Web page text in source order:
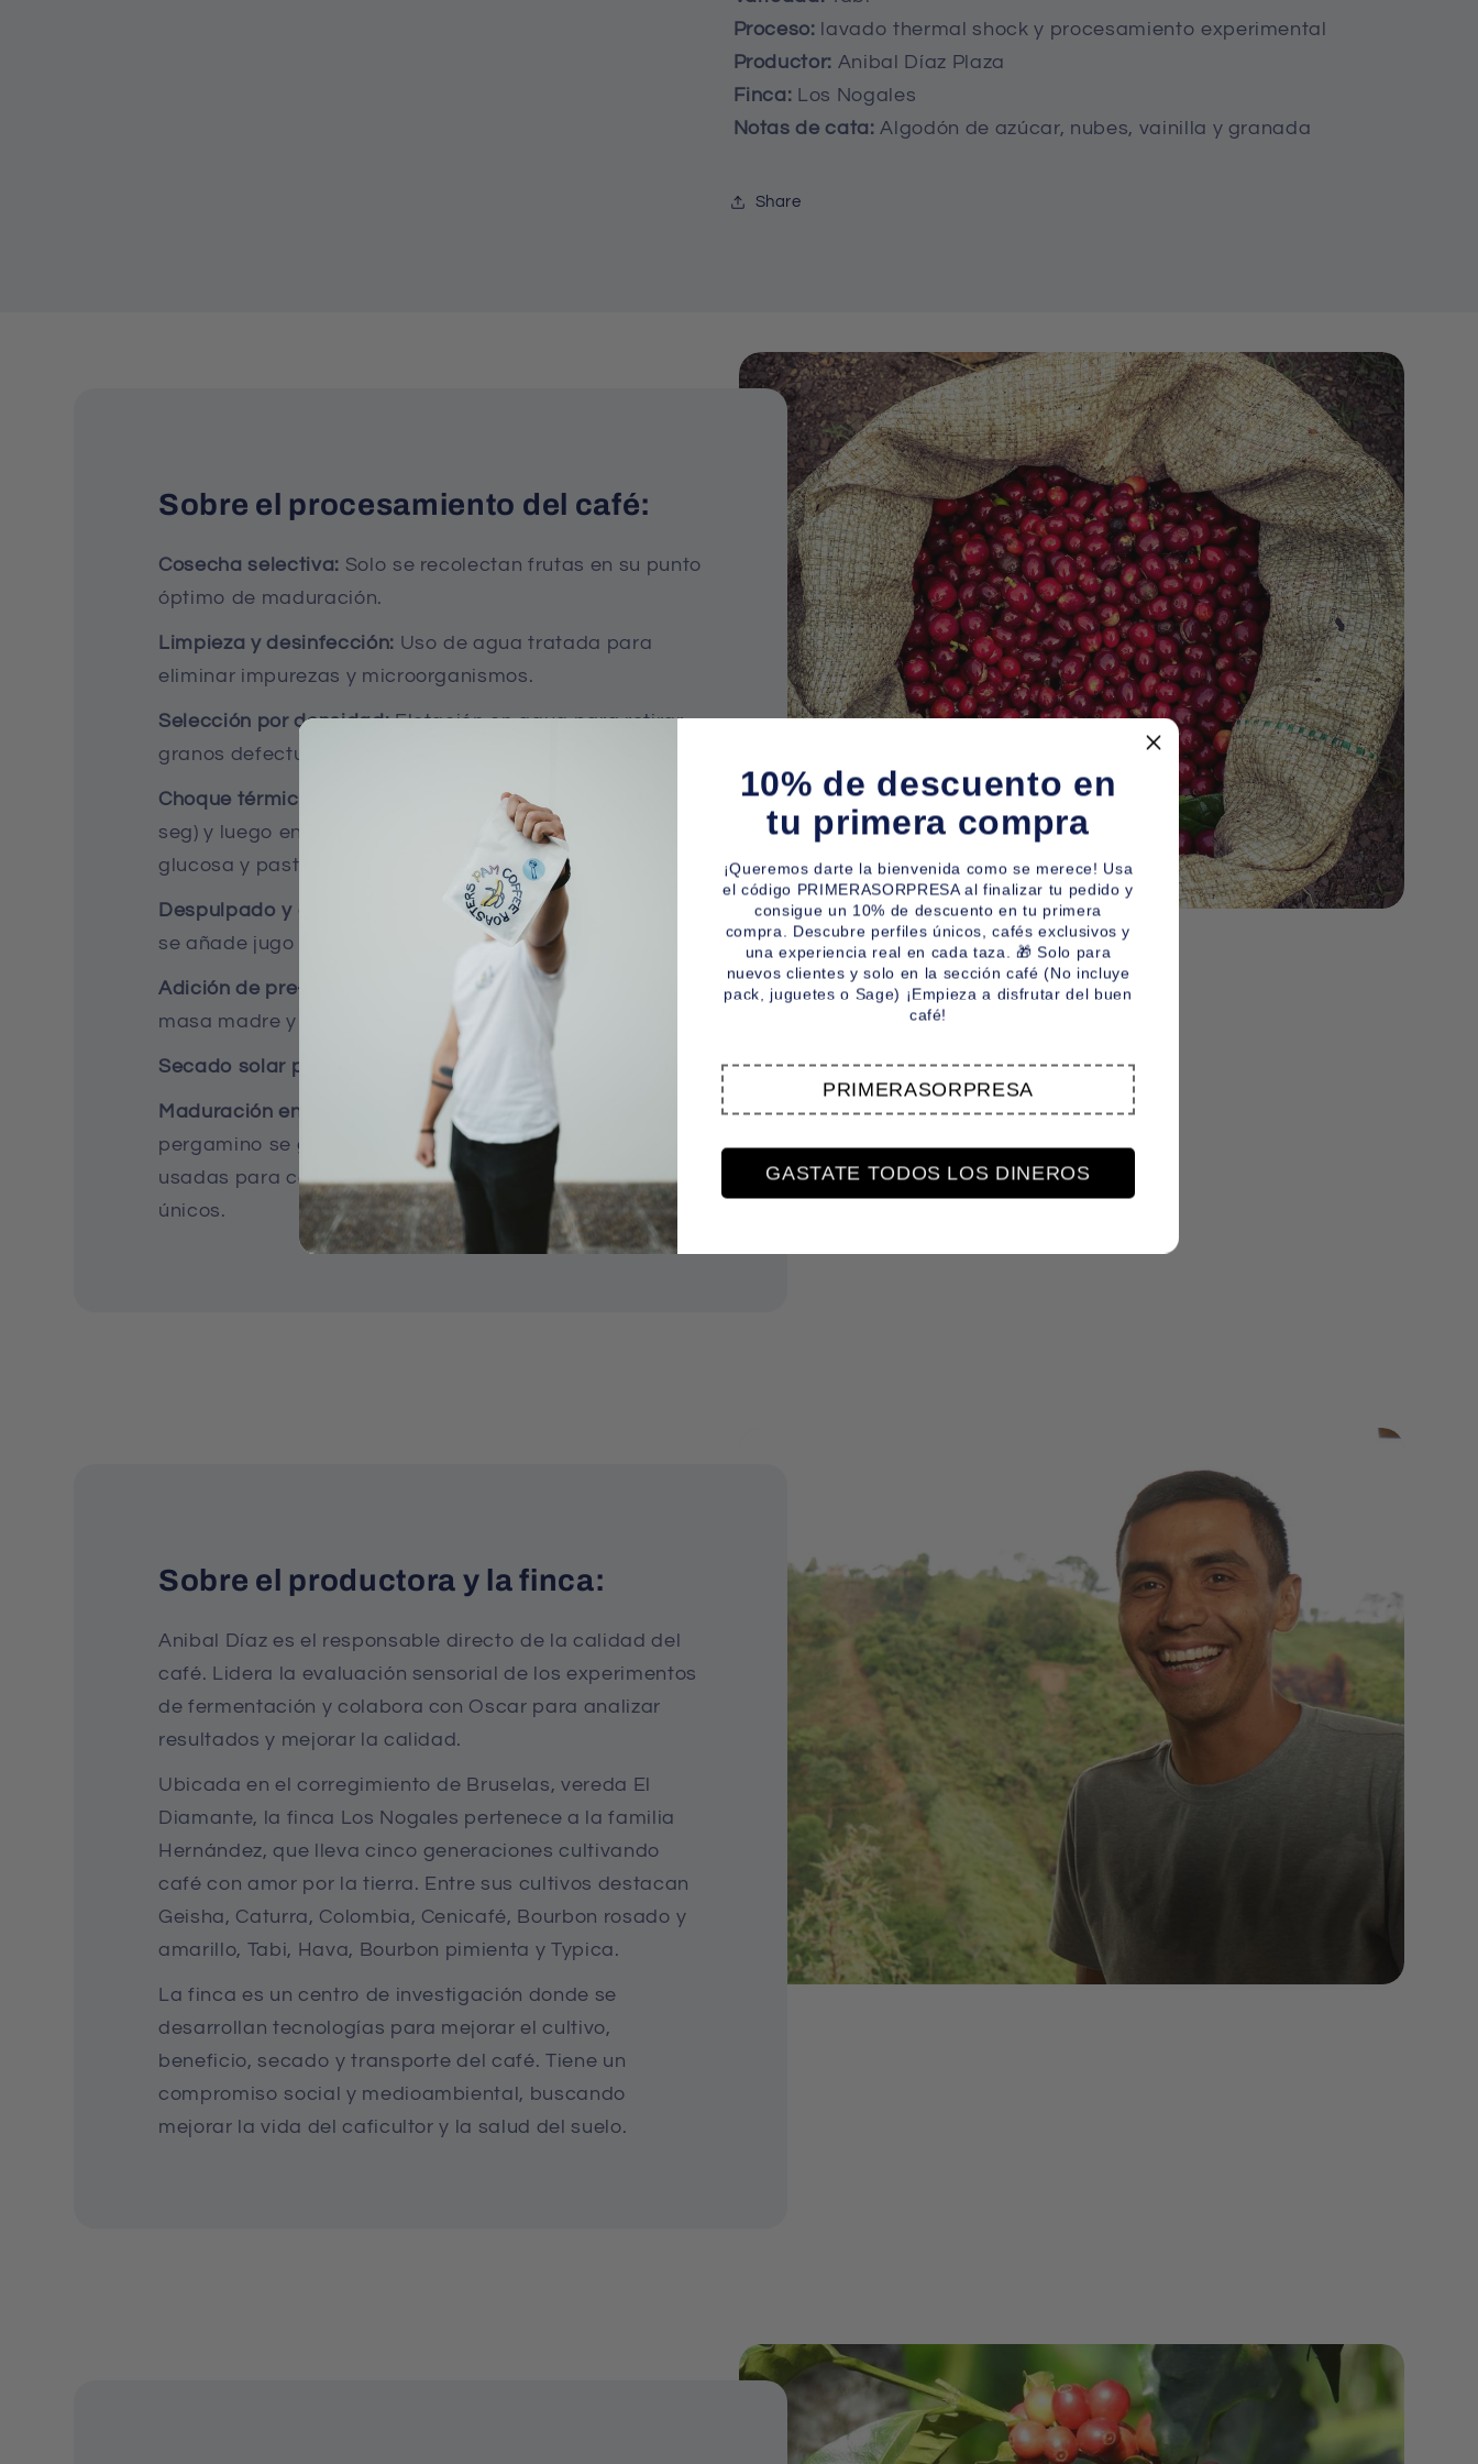
Proceso: lavado thermal shock y procesamiento experimental
Productor: Anibal Díaz Plaza
Finca:
Los Nogales
Notas de cata: Algodón de azúcar, nubes, vainilla y granada
Share
Sobre el procesamiento del café:
Cosecha selectiva: Solo se recolectan frutas en su punto
óptimo de maduración.
Limpieza y desinfección: Uso de agua tratada para
eliminar impurezas y microorganismos.
Selección por densidad:Flotación en agua para retirar
granos defectuosos o inmaduros.
Choque térmico:
Inmersión en agua caliente (80 °C, 20
seg) y luego en agua fría (15 °C, 3 min). Esto libera
glucosa y pasteuriza los granos.
Despulpado y adición de azúcares:Se extrae la pulpa y
se añade jugo de cáscara prensada.
Adición de pre-fermentos:
Se agrega un cultivo tipo
masa madre y se fermenta durante 90 horas.
Secado solar por 15 días.
Maduración en barricas de cerveza:
pergamino se guarda en barricas de inox previamente
usadas para cerveza, añadiendo matices de sabor
únicos.
Sobre el productora y la finca:
Anibal Díaz es el responsable directo de la calidad del
café. Lidera la evaluación sensorial de los experimentos
de fermentación y colabora con Oscar para analizar
resultados y mejorar la calidad.
Ubicada en el corregimiento de Bruselas, vereda El
Diamante, la finca Los Nogales pertenece a la familia
Hernández, que lleva cinco generaciones cultivando
café con amor por la tierra. Entre sus cultivos destacan
Geisha, Caturra, Colombia, Cenicafé, Bourbon rosado y
amarillo, Tabi, Hava, Bourbon pimienta y Typica.
La finca es un centro de investigación donde se
desarrollan tecnologías para mejorar el cultivo,
beneficio, secado y transporte del café. Tiene un
compromiso social y medioambiental, buscando
mejorar la vida del caficultor y la salud del suelo.
10% de descuento en
tu primera compra
¡Queremos darte la bienvenida como se merece! Usa
el código PRIMERASORPRESA al finalizar tu pedido y
consigue un 10% de descuento en tu primera
compra. Descubre perfiles únicos, cafés exclusivos y
una experiencia real en cada taza. 🎁 Solo para
nuevos clientes y solo en la sección café (No incluye
pack, juguetes o Sage) ¡Empieza a disfrutar del buen
café!
PRIMERASORPRESA
GASTATE TODOS LOS DINEROS